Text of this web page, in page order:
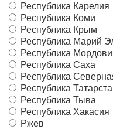
Республика Карелия
Республика Коми
Республика Крым
Республика Марий
Республика
Республика Саха
Республика
Республика
Республика Тыва
Республика Хакасия
Ржев